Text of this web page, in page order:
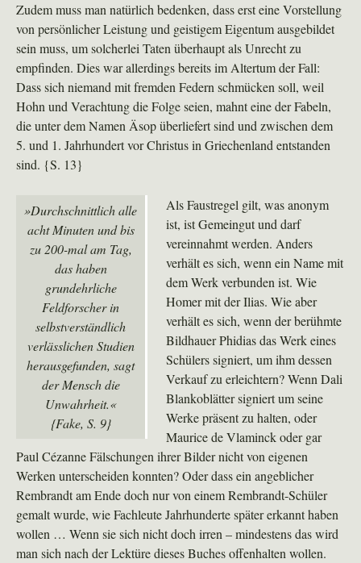
Zudem muss man natürlich bedenken, dass erst eine Vorstellung
von persönlicher Leistung und geistigem Eigentum ausgebildet
sein muss, um solcherlei Taten überhaupt als Unrecht zu
empfinden. Dies war allerdings bereits im Altertum der Fall:
Dass sich niemand mit fremden Federn schmücken soll, weil
Hohn und Verachtung die Folge seien, mahnt eine der Fabeln,
die unter dem Namen Äsop überliefert sind und zwischen dem
5. und 1. Jahrhundert vor Christus in Griechenland entstanden
sind. {S. 13}
»Durchschnittlich alle
acht Minuten und bis
zu 200-mal am Tag,
das haben
grundehrliche
Feldforscher in
selbstverständlich
verlässlichen Studien
herausgefunden, sagt
der Mensch die
Unwahrheit.«
{Fake, S. 9}
Als Faustregel gilt, was anonym
ist, ist Gemeingut und darf
vereinnahmt werden. Anders
verhält es sich, wenn ein Name mit
dem Werk verbunden ist. Wie
Homer mit der Ilias. Wie aber
verhält es sich, wenn der berühmte
Bildhauer Phidias das Werk eines
Schülers signiert, um ihm dessen
Verkauf zu erleichtern? Wenn Dali
Blankoblätter signiert um seine
Werke präsent zu halten, oder
Maurice de Vlaminck oder gar
Paul Cézanne Fälschungen ihrer Bilder nicht von eigenen
Werken unterscheiden konnten? Oder dass ein angeblicher
Rembrandt am Ende doch nur von einem Rembrandt-Schüler
gemalt wurde, wie Fachleute Jahrhunderte später erkannt haben
wollen … Wenn sie sich nicht doch irren – mindestens das wird
man sich nach der Lektüre dieses Buches offenhalten wollen.